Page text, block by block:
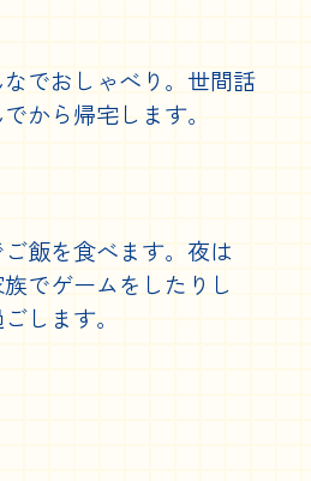
でおしゃべり。世間話
から帰宅します。
飯を食べます。夜は
でゲームをしたりし
します。